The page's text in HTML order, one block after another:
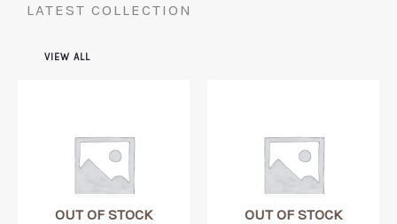
LATEST COLLECTION
VIEW ALL
OUT OF STOCK OUT OF STOCK